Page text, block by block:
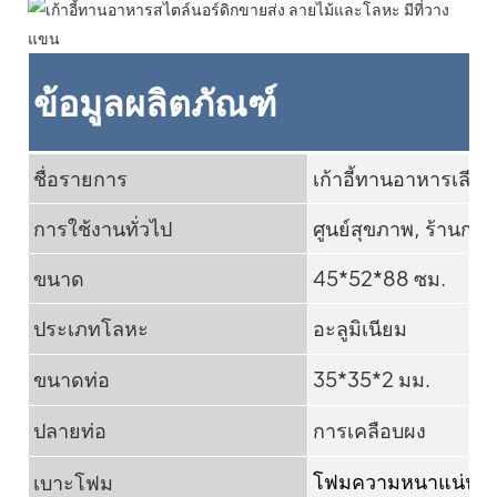
ข้อมูลผลิตภัณฑ์
ชื่อรายการ
เก้าอี้ทานอาหารเลีย
การใช้งานทั่วไป
ศูนย์สุขภาพ, ร้านกา
ขนาด
45*52*88 ซม.
ประเภทโลหะ
อะลูมิเนียม
ขนาดท่อ
35*35*2 มม.
ปลายท่อ
การเคลือบผง
เบาะโฟม โฟมความหนาแน่นสู